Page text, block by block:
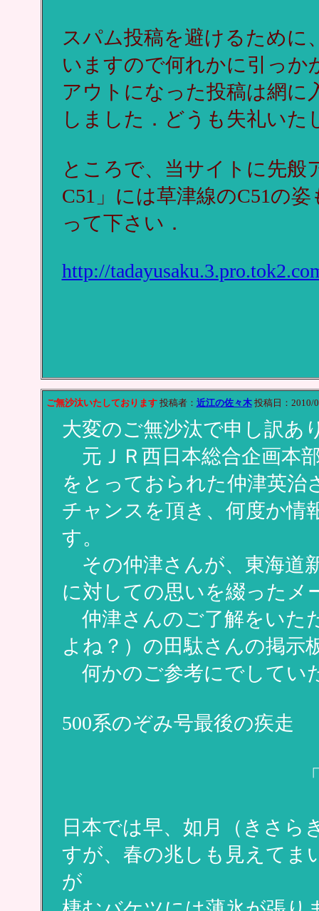
スパム投稿を避けるため
いますので何れかに引っ
アウトになった投稿は網に
しました．どうも失礼いた
ところで、当サイトに先般
C51」には草津線のC51の
って下さい．
http://
ご無沙汰いたしております投稿者： 近江の佐々木投稿日：2010/
大変のご無沙汰で申し訳あ
元ＪＲ西日本総合企画本
をとっておられた仲津英治
チャンスを頂き、何度か情
す。
その仲津さんが、東海道
に対しての思いを綴ったメ
仲津さんのご了解をいた
よね？）の田駄さんの掲示
何かのご参考にでしてい
500系のぞみ号最後の疾走
「地球に謙虚
日本では早、如月（きさら
すが、春の兆しも見えてま
が